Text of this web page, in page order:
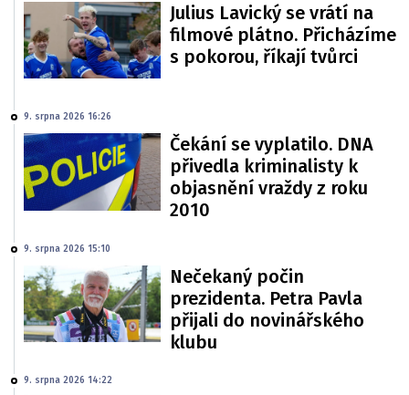
Julius Lavický se vrátí na
filmové plátno. Přicházíme
s pokorou, říkají tvůrci
9. srpna 2026 16:26
Čekání se vyplatilo. DNA
přivedla kriminalisty k
objasnění vraždy z roku
2010
9. srpna 2026 15:10
Nečekaný počin
prezidenta. Petra Pavla
přijali do novinářského
klubu
9. srpna 2026 14:22